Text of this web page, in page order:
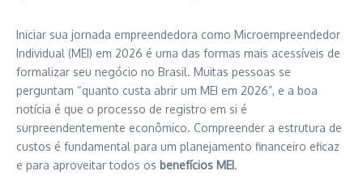
Iniciar sua jornada empreendedora como Microempreendedor
Individual (MEI) em 2026 é uma das formas mais acessíveis de
formalizar seu negócio no Brasil. Muitas pessoas se
perguntam “quanto custa abrir um MEI em 2026”, e a boa
notícia é que o processo de registro em si é
surpreendentemente econômico. Compreender a estrutura de
custos é fundamental para um planejamento financeiro eficaz
e para aproveitar todos os benefícios MEI.